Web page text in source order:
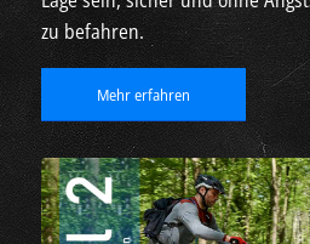
zu befahren.
Mehr erfahren